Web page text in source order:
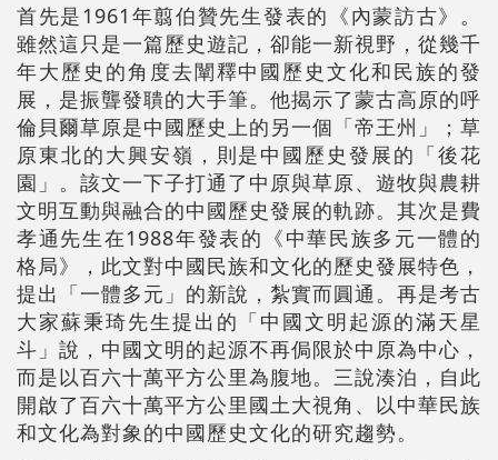
首先是1961年翦伯贊先生發表的《內蒙訪古》。
雖然這只是一篇歷史遊記，卻能一新視野，從幾千
年大歷史的角度去闡釋中國歷史文化和民族的發
展，是振聾發聵的大手筆。他揭示了蒙古高原的呼
倫貝爾草原是中國歷史上的另一個「帝王州」；草
原東北的大興安嶺，則是中國歷史發展的「後花
園」。該文一下子打通了中原與草原、遊牧與農耕
文明互動與融合的中國歷史發展的軌跡。其次是費
孝通先生在1988年發表的《中華民族多元一體的
格局》，此文對中國民族和文化的歷史發展特色，
提出「一體多元」的新說，紮實而圓通。再是考古
大家蘇秉琦先生提出的「中國文明起源的滿天星
斗」說，中國文明的起源不再侷限於中原為中心，
而是以百六十萬平方公里為腹地。三說湊泊，自此
開啟了百六十萬平方公里國土大視角、以中華民族
和文化為對象的中國歷史文化的研究趨勢。